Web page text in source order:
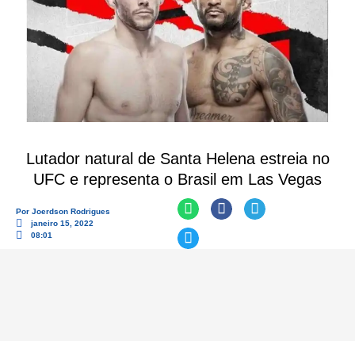
Lutador natural de Santa Helena estreia no
UFC e representa o Brasil em Las Vegas
Por Joerdson Rodrigues
janeiro 15, 2022
08:01